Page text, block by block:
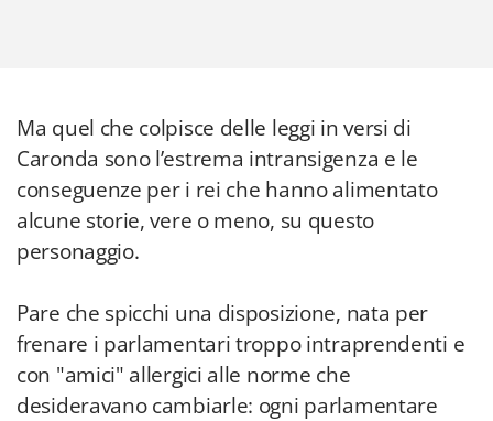
Ma quel che colpisce delle leggi in versi di
Caronda sono l’estrema intransigenza e le
conseguenze per i rei che hanno alimentato
alcune storie, vere o meno, su questo
personaggio.
Pare che spicchi una disposizione, nata per
frenare i parlamentari troppo intraprendenti e
con "amici" allergici alle norme che
desideravano cambiarle: ogni parlamentare